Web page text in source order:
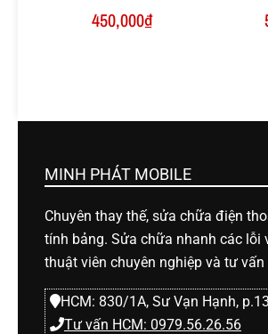
450,000₫
MINH PHÁT MOBILE
Chuyên thay thế, sửa chữa điện
tính bảng. Sửa chữa nhanh các lỗi
thuật viên chuyên nghiệp và tư
HCM: 830/1A, Sư Vạn Hạnh,
Tư vấn HCM: 0979.56.26.56